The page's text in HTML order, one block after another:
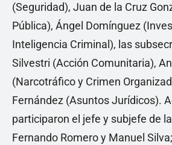
(Seguridad), Juan de la Cruz
Pública), Ángel Domínguez
Inteligencia Criminal), las
Silvestri (Acción Comunitaria),
(Narcotráfico y Crimen
Fernández (Asuntos Jurídicos).
participaron el jefe y subjefe de
Fernando Romero y Manuel